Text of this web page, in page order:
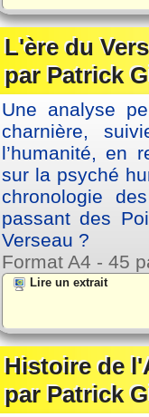
L'ère du
par Patrick
Une analyse
charnière,
l’humanité, en
sur la psyché
chronologie
passant des
Verseau ?
Format A4 - 45
Lire un extrait
Histoire de
par Patrick